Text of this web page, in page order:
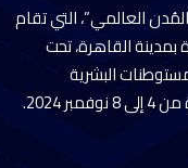
العالمي”، التي تقام
القاهرة، تحت
البشرية